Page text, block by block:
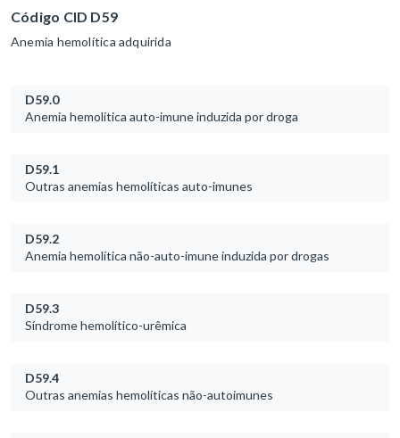
Código CID D59
Anemia hemolítica adquirida
D59.0
Anemia hemolítica auto-imune induzida por droga
D59.1
Outras anemias hemolíticas auto-imunes
D59.2
Anemia hemolítica não-auto-imune induzida por drogas
D59.3
Síndrome hemolítico-urêmica
D59.4
Outras anemias hemolíticas não-autoimunes